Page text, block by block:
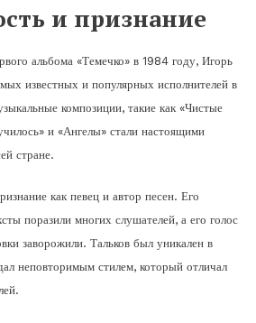
и признание
альбома «Темечко» в 1984 году, Игорь
известных и популярных исполнителей в
композиции, такие как «Чистые
и «Ангелы» стали настоящими
стране.
как певец и автор песен. Его
поразили многих слушателей, а его голос
заворожили. Тальков был уникален в
неповторимым стилем, который отличал